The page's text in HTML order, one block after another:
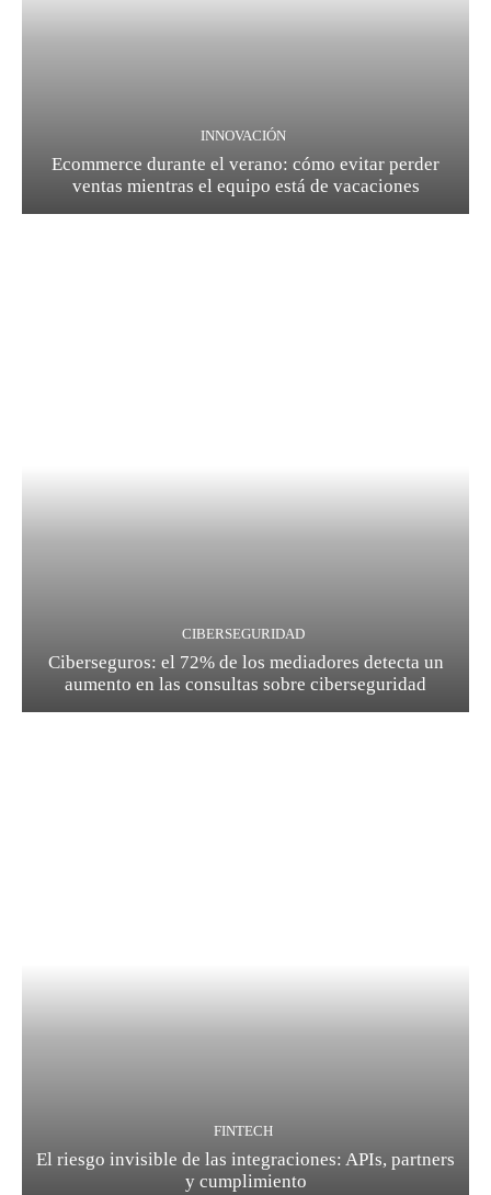
INNOVACIÓN
Ecommerce durante el verano: cómo evitar perder
ventas mientras el equipo está de vacaciones
CIBERSEGURIDAD
Ciberseguros: el 72% de los mediadores detecta un
aumento en las consultas sobre ciberseguridad
FINTECH
El riesgo invisible de las integraciones: APIs, partners
y cumplimiento